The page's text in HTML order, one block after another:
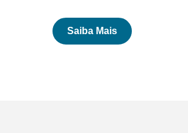
Saiba Mais